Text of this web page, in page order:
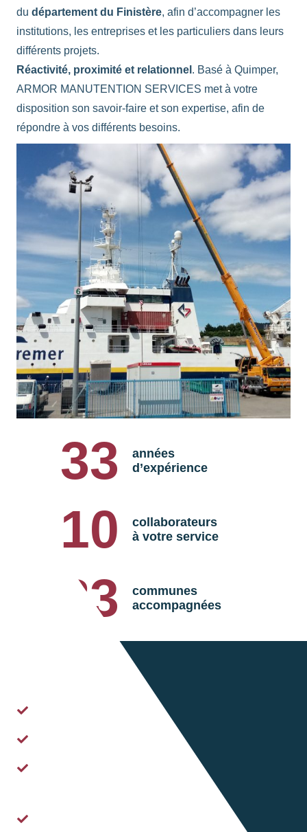
du département du Finistère, afin d’accompagner les
institutions, les entreprises et les particuliers dans leurs
différents projets.
Réactivité, proximité et relationnel . Basé à Quimper,
ARMOR MANUTENTION SERVICES met à votre
disposition son savoir-faire et son expertise, afin de
répondre à vos différents besoins.
33
années
d’expérience
10
collaborateurs
à votre service
283
communes
accompagnées
Nos valeurs